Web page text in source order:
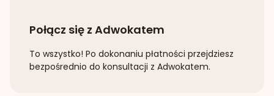
Połącz się z Adwokatem
To wszystko! Po dokonaniu płatności przejdziesz
bezpośrednio do konsultacji z Adwokatem.